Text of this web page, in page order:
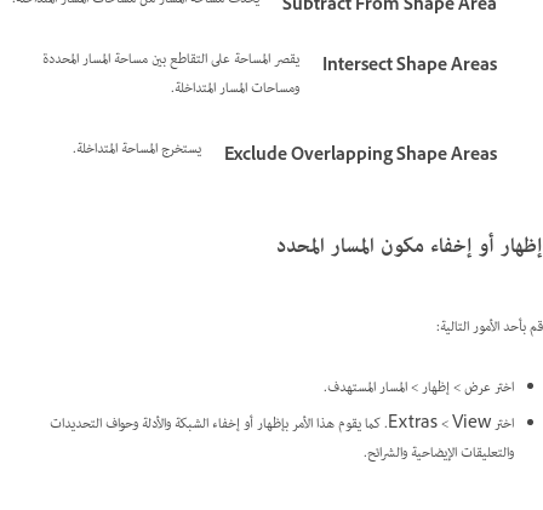
Subtract From Shape Area
Intersect Shape Areas
يقصر المساحة على التقاطع بين مساحة المسار المحددة
ومساحات المسار المتداخلة.
Exclude Overlapping Shape Areas يستخرج المساحة المتداخلة.
إظهار أو إخفاء مكون المسار المحدد
قم بأحد الأمور التالية:
اختر عرض > إظهار > المسار المستهدف.
اختر View‏ > Extras. كما يقوم هذا الأمر بإظهار أو إخفاء الشبكة والأدلة وحواف التحديدات
والتعليقات الإيضاحية والشرائح.